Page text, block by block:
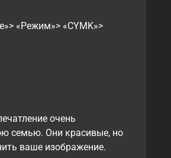
«Режим»> «CYMK»>
очень
семью. Они красивые, но
ваше изображение.